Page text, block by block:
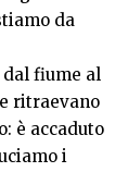
da
dal fiume al
ritraevano
è accaduto
i